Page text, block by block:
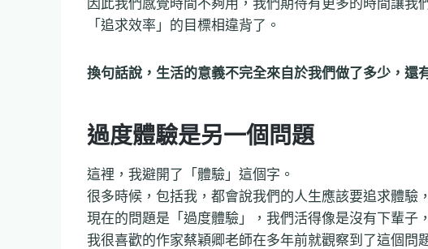
「追求效率」的目標相違背了。
換句話說，生活的意義不完全來自於我們做了多少，還
過度體驗是另一個問題
這裡，我避開了「體驗」這個字。
很多時候，包括我，都會說我們的人生應該要追求體驗
現在的問題是「過度體驗」，我們活得像是沒有下輩子
我很喜歡的作家蔡穎卿老師在多年前就觀察到了這個問